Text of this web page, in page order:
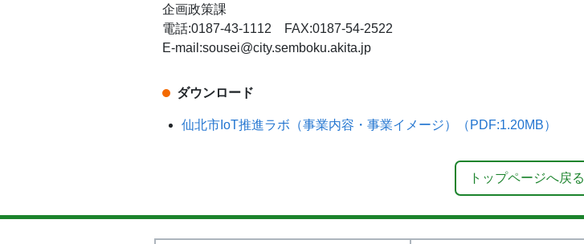
企画政策課
電話:0187-43-1112 FAX:0187-54-2522
E-mail:sousei@city.semboku.akita.jp
ダウンロード
仙北市IoT推進ラボ（事業内容・事業イメージ）（PDF:1.20MB）
トップページへ戻る